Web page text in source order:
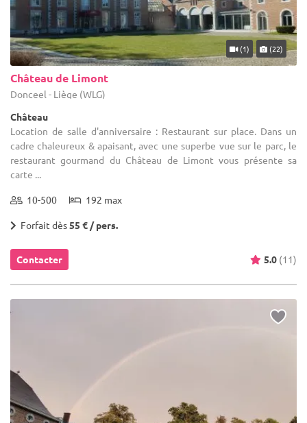
(1) (22)
Château de Limont
Donceel - Liège (WLG)
Château
Location de salle d'anniversaire : Restaurant sur place. Dans un
cadre chaleureux & apaisant, avec une superbe vue sur le parc, le
restaurant gourmand du Château de Limont vous présente sa
carte ...
10-500 192 max
Forfait dès 55 € / pers.
Contacter 5.0 (11)